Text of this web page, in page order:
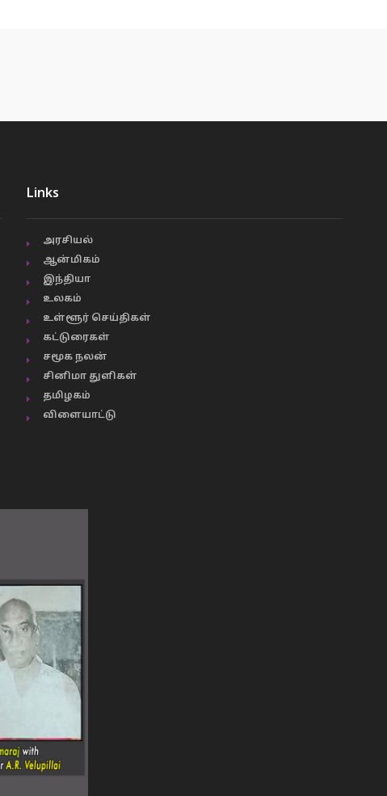
Links
அரசியல்
ஆன்மிகம்
இந்தியா
உலகம்
உள்ளூர் செய்திகள்
கட்டுரைகள்
சமூக நலன்
சினிமா துளிகள்
தமிழகம்
விளையாட்டு